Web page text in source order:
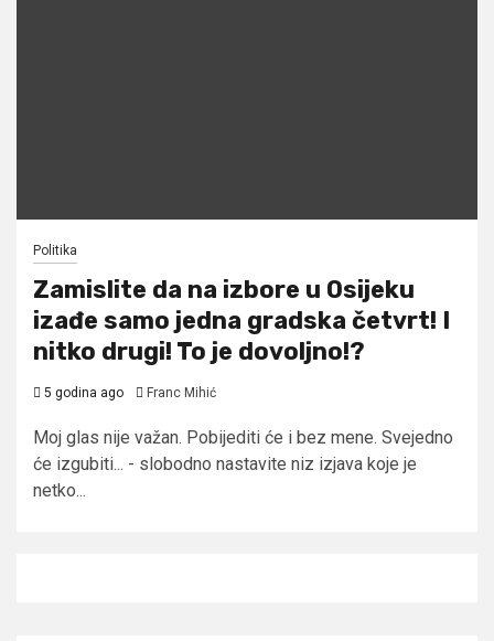
Politika
Zamislite da na izbore u Osijeku
izađe samo jedna gradska četvrt! I
nitko drugi! To je dovoljno!?
5 godina ago Franc Mihić
Moj glas nije važan. Pobijediti će i bez mene. Svejedno
će izgubiti... - slobodno nastavite niz izjava koje je
netko...